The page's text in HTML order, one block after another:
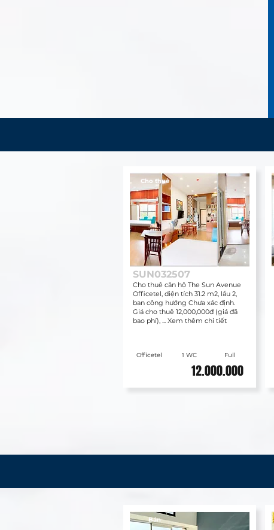
Cho thuê
Cho thuê căn hộ The Sun Avenue
Officetel, diện tích 31.2 m2, lầu 2,
ban công hướng Chưa xác định.
Giá cho thuê 12,000,000đ (giá đã
bao phí), ... Xem thêm chi tiết
SUN032507
Officetel 1 WC Full
12.000.000
Bán